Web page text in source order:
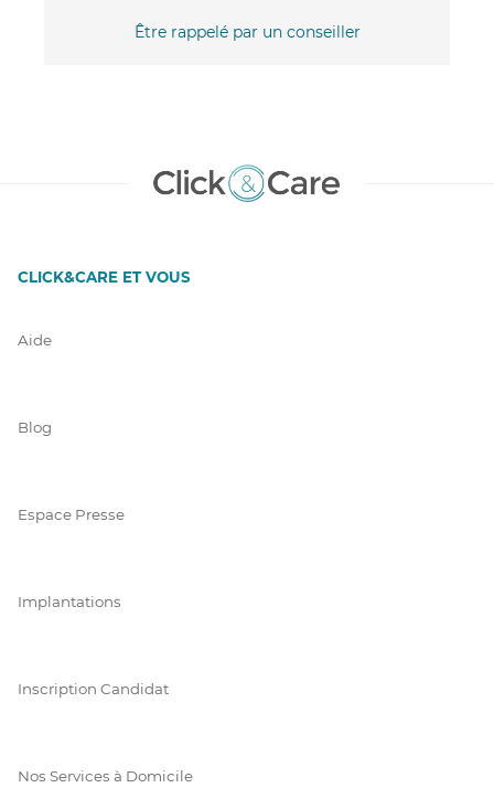
Être rappelé par un conseiller
CLICK&CARE ET VOUS
Aide
Blog
Espace Presse
Implantations
Inscription Candidat
Nos Services à Domicile